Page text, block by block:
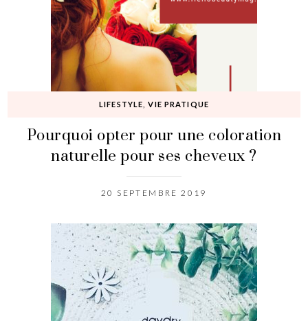
LIFESTYLE ,VIE PRATIQUE
Pourquoi opter pour une coloration
naturelle pour ses cheveux ?
20 SEPTEMBRE 2019